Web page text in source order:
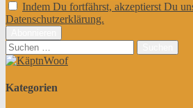
Indem Du fortfährst, akzeptierst Du
Datenschutzerklärung.
Suchen
nach:
Kategorien